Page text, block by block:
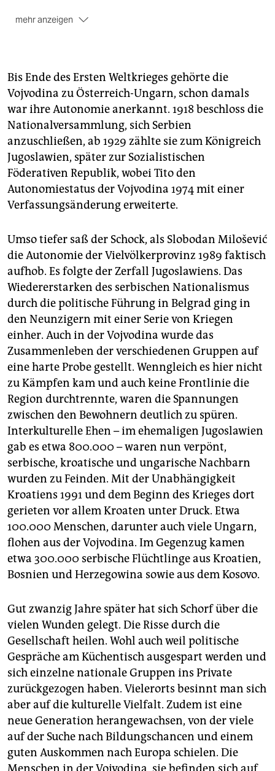
mehr anzeigen
südwestlich von Subotica, falten und kleben die
Bewohnerinnen der kroatischen Minderheit Bilder aus
Stroh. Sie zeigen das ländlichen Leben in
Bauernhäusern, Blumen und Landschaften. Letztes
Jahr fand ein internationaler Strohkunstkongress
statt. In der örtlichen Galerie können die Werke
besichtigt werden. M. Oreškovića 3, Donji Tavankut,
www.matijagubec.org.rs
Wein trinkenZu den erlesenen Sorten der
Weinkellerei Vinik an der Weinstraße von Vršac
gehören der weiße und rote Vržole-Wein sowie der
Sandboden, das mäßige kontinentale Klima und
hochwertige Rebsorten werden in der Region sehr
milde Weine gewonnen. In der Weinstube der Familie
Vinik können sie zu Frischkäsebällchen und Gulasch
bei einer Probe verkostet werden. Novosadska 1,
Vršac,www.dobrovino.com
Unterstützt wurde die Teilnahme an der Reise von der
Nationalen Tourismusorganisation Serbien
Bis Ende des Ersten Weltkrieges gehörte die
Vojvodina zu Österreich-Ungarn, schon damals
war ihre Autonomie anerkannt. 1918 beschloss die
Nationalversammlung, sich Serbien
anzuschließen, ab 1929 zählte sie zum Königreich
Jugoslawien, später zur Sozialistischen
Föderativen Republik, wobei Tito den
Autonomiestatus der Vojvodina 1974 mit einer
Verfassungsänderung erweiterte.
Umso tiefer saß der Schock, als Slobodan Milošević
die Autonomie der Vielvölkerprovinz 1989 faktisch
aufhob. Es folgte der Zerfall Jugoslawiens. Das
Wiedererstarken des serbischen Nationalismus
durch die politische Führung in Belgrad ging in
den Neunzigern mit einer Serie von Kriegen
einher. Auch in der Vojvodina wurde das
Zusammenleben der verschiedenen Gruppen auf
eine harte Probe gestellt. Wenngleich es hier nicht
zu Kämpfen kam und auch keine Frontlinie die
Region durchtrennte, waren die Spannungen
zwischen den Bewohnern deutlich zu spüren.
Interkulturelle Ehen – im ehemaligen Jugoslawien
gab es etwa 800.000 – waren nun verpönt,
serbische, kroatische und ungarische Nachbarn
wurden zu Feinden. Mit der Unabhängigkeit
Kroatiens 1991 und dem Beginn des Krieges dort
gerieten vor allem Kroaten unter Druck. Etwa
100.000 Menschen, dar­unter auch viele Ungarn,
flohen aus der Vojvodina. Im Gegenzug kamen
etwa 300.000 serbische Flüchtlinge aus Kroatien,
Bosnien und Herzegowina sowie aus dem Kosovo.
Gut zwanzig Jahre später hat sich Schorf über die
vielen Wunden gelegt. Die Risse durch die
Gesellschaft heilen. Wohl auch weil politische
Gespräche am Küchentisch ausgespart werden und
sich einzelne nationale Gruppen ins Private
zurückgezogen haben. Vielerorts besinnt man sich
aber auf die kulturelle Vielfalt. Zudem ist eine
neue Generation herangewachsen, von der viele
auf der Suche nach Bildungschancen und einem
guten Auskommen nach Europa schielen. Die